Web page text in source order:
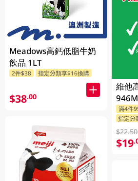
Meadows高鈣低脂牛奶
飲品 1LT
2件$38 指定分類享$16換購
$38.00
維他
滿4件
指定分
$22.50
$19